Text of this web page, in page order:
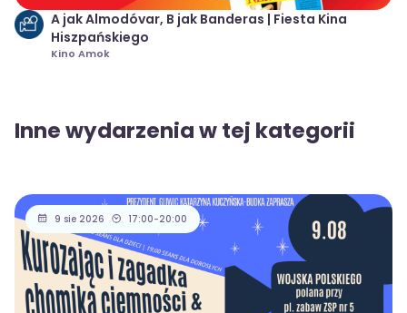
A jak Almodóvar, B jak Banderas | Fiesta Kina
Hiszpańskiego
Kino Amok
Inne wydarzenia w tej kategorii
9 sie 2026 17:00-20:00